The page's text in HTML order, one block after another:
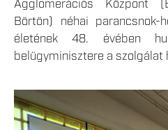
Agglomerációs Központ
Börtön) néhai parancsnok-
életének 48. évében
belügyminisztere a